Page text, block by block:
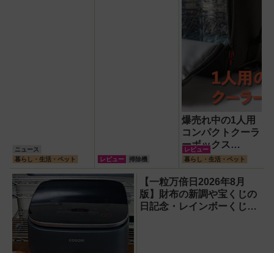
ニュース
暮らし・生活・ペット
レビュー 掃除機
爆売れ中の1人用
コンパクトクーラ
ーボックス
HUGEL「エアロ
ゲルソフトクーラ
ー4L」【アイリ
スオーヤマ】！宇
宙服の技術で保冷
レビュー
暮らし・生活・ペット
【一粒万倍日2026年8月
版】財布の新調や宝くじの
日記念・レインボーくじ・